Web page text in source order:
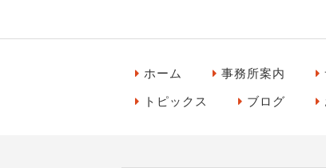
ホーム 事務所案内
トピックス
ブログ